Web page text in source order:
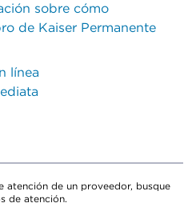
sobre cómo
de Kaiser Permanente
línea
atención de un proveedor, busque
de atención.